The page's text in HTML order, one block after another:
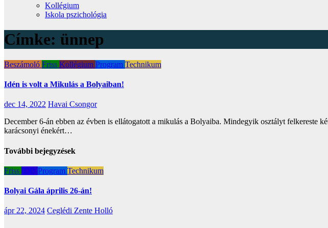
Kollégium
Iskola pszichológia
Címke: ünnep
Beszámoló Friss Kollégium Program Technikum
Idén is volt a Mikulás a Bolyaiban!
dec 14, 2022 Havai Csongor
December 6-án ebben az évben is ellátogatott a mikulás a Bolyaiba. Mindegyik osztályt felkereste
karácsonyi énekért…
További bejegyzések
Friss IDB Program Technikum
Bolyai Gála április 26-án!
ápr 22, 2024 Ceglédi Zente Holló